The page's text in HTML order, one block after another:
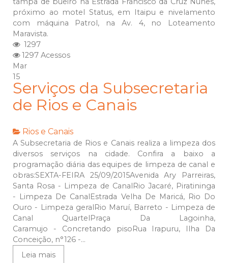
próximo ao motel Status, em Itaipu e nivelamento
com máquina Patrol, na Av. 4, no Loteamento
Maravista.
1297
1297 Acessos
Mar
15
Serviços da Subsecretaria
de Rios e Canais
Rios e Canais
A Subsecretaria de Rios e Canais realiza a limpeza dos
diversos serviços na cidade. Confira a baixo a
programação diária das equipes de limpeza de canal e
obras:SEXTA-FEIRA 25/09/2015Avenida Ary Parreiras,
Santa Rosa - Limpeza de CanalRio Jacaré, Piratininga
- Limpeza De CanalEstrada Velha De Maricá, Rio Do
Ouro - Limpeza geralRio Maruí, Barreto - Limpeza de
Canal QuartelPraça Da Lagoinha,
Caramujo - Concretando pisoRua Irapuru, Ilha Da
Conceição, n°126 -...
Leia mais